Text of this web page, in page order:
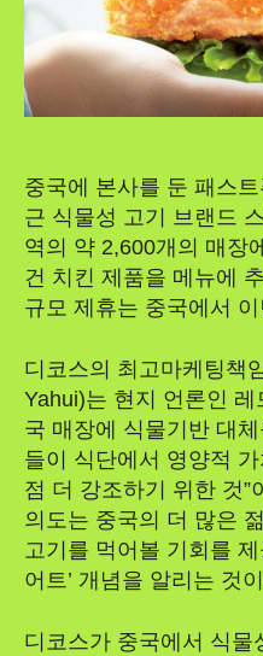
중국에 본사를 둔 패스
근 식물성 고기 브랜드
역의 약 2,600개의 매장
건 치킨 제품을 메뉴에
규모 제휴는 중국에서
디코스의 최고마케팅책
Yahui)는 현지 언론인 레
국 매장에 식물기반 대
들이 식단에서 영양적
점 더 강조하기 위한 것”
의도는 중국의 더 많은
고기를 먹어볼 기회를 제
어트’ 개념을 알리는 것
디코스가 중국에서 식물